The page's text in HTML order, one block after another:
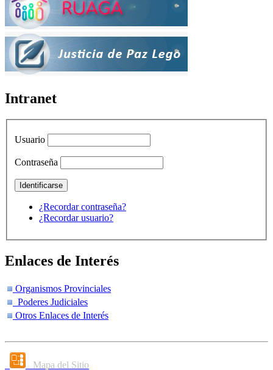
Intranet
Usuario
Contraseña
¿Recordar contraseña?
¿Recordar usuario?
Enlaces de Interés
Organismos Provinciales
Poderes Judiciales
Otros Enlaces de Interés
Mapa del Sitio